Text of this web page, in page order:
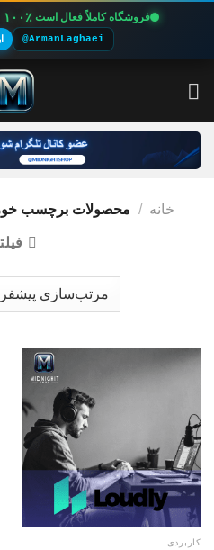
فروشگاه کاملاً فعال است ۱۰۰٪
@ArmanLaghaei
خانه / محصولات برچسب
کاربردی